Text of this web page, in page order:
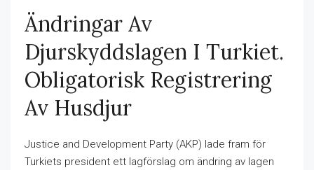
Ändringar Av
Djurskyddslagen I Turkiet.
Obligatorisk Registrering
Av Husdjur
Justice and Development Party (AKP) lade fram för
Turkiets president ett lagförslag om ändring av lagen